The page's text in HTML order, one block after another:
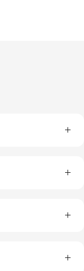
+
+
+
+